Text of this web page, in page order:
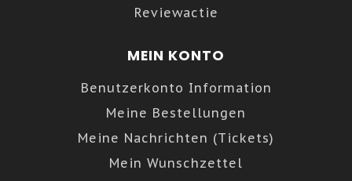
Reviewactie
MEIN KONTO
Benutzerkonto Information
Meine Bestellungen
Meine Nachrichten (Tickets)
Mein Wunschzettel